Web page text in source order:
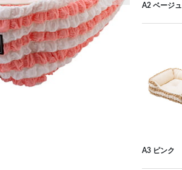
A2 ベージュ
A3 ピンク